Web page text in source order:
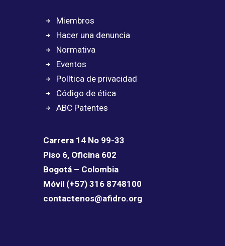
Miembros
Hacer una denuncia
Normativa
Eventos
Política de privacidad
Código de ética
ABC Patentes
Carrera 14 No 99-33
Piso 6, Oficina 602
Bogotá – Colombia
Móvil (+57) 316 8748100
contactenos@afidro.org